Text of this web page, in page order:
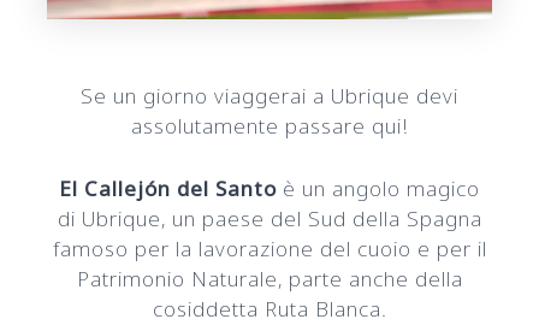
Se un giorno viaggerai a Ubrique devi
assolutamente passare qui!
El Callejón del Santo è un angolo magico
di Ubrique, un paese del Sud della Spagna
famoso per la lavorazione del cuoio e per il
Patrimonio Naturale, parte anche della
cosiddetta Ruta Blanca.